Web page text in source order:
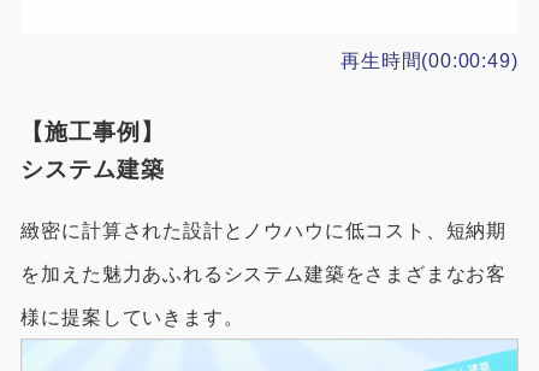
再生時間(00:00:49)
【施工事例】
システム建築
緻密に計算された設計とノウハウに低コスト、短納期
を加えた魅力あふれるシステム建築をさまざまなお客
様に提案していきます。